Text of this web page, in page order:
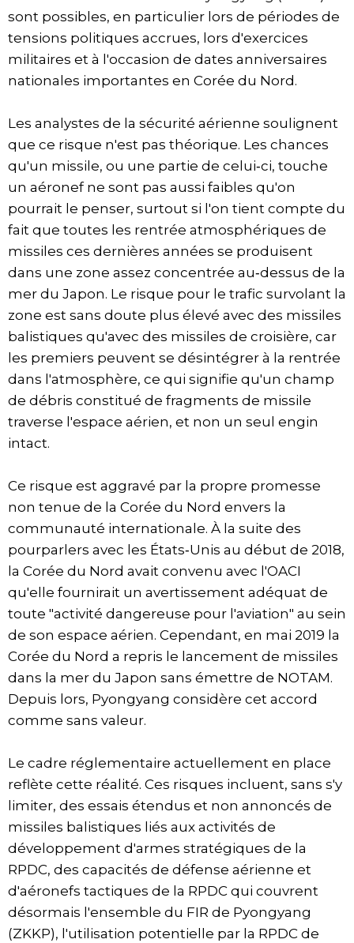
sont possibles, en particulier lors de périodes de
tensions politiques accrues, lors d'exercices
militaires et à l'occasion de dates anniversaires
nationales importantes en Corée du Nord.
Les analystes de la sécurité aérienne soulignent
que ce risque n'est pas théorique. Les chances
qu'un missile, ou une partie de celui‑ci, touche
un aéronef ne sont pas aussi faibles qu'on
pourrait le penser, surtout si l'on tient compte du
fait que toutes les rentrée atmosphériques de
missiles ces dernières années se produisent
dans une zone assez concentrée au‑dessus de la
mer du Japon. Le risque pour le trafic survolant la
zone est sans doute plus élevé avec des missiles
balistiques qu'avec des missiles de croisière, car
les premiers peuvent se désintégrer à la rentrée
dans l'atmosphère, ce qui signifie qu'un champ
de débris constitué de fragments de missile
traverse l'espace aérien, et non un seul engin
intact.
Ce risque est aggravé par la propre promesse
non tenue de la Corée du Nord envers la
communauté internationale. À la suite des
pourparlers avec les États‑Unis au début de 2018,
la Corée du Nord avait convenu avec l'OACI
qu'elle fournirait un avertissement adéquat de
toute "activité dangereuse pour l'aviation" au sein
de son espace aérien. Cependant, en mai 2019 la
Corée du Nord a repris le lancement de missiles
dans la mer du Japon sans émettre de NOTAM.
Depuis lors, Pyongyang considère cet accord
comme sans valeur.
Le cadre réglementaire actuellement en place
reflète cette réalité. Ces risques incluent, sans s'y
limiter, des essais étendus et non annoncés de
missiles balistiques liés aux activités de
développement d'armes stratégiques de la
RPDC, des capacités de défense aérienne et
d'aéronefs tactiques de la RPDC qui couvrent
désormais l'ensemble du FIR de Pyongyang
(ZKKP), l'utilisation potentielle par la RPDC de